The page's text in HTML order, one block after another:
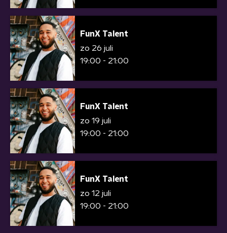
FunX Talent
zo 26 juli
19:00 - 21:00
FunX Talent
zo 19 juli
19:00 - 21:00
FunX Talent
zo 12 juli
19:00 - 21:00